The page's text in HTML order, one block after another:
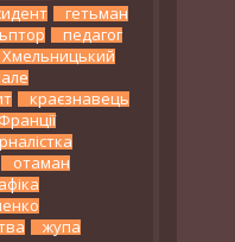
гетьман
педагог
Хмельницький
краєзнавець
отаман
жупа